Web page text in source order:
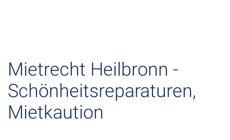
Mietrecht Heilbronn -
Schönheitsreparaturen,
Mietkaution